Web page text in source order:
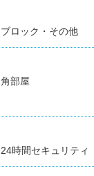
ブロック・その他
角部屋
24時間セキュリティ